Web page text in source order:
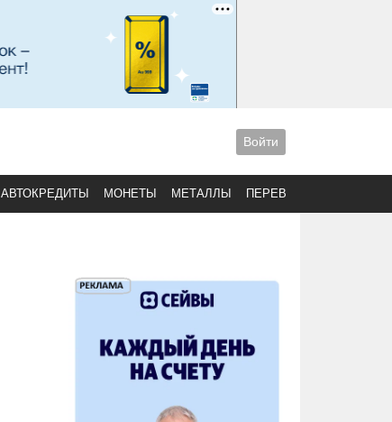
Войти
АВТОКРЕДИТЫ МОНЕТЫ МЕТАЛЛЫ ПЕРЕВОДЫ